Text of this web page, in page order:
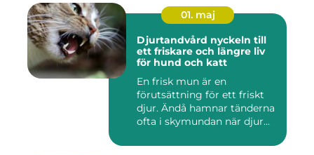
01. maj
Djurtandvård nyckeln till
ett friskare och längre liv
för hund och katt
En frisk mun är en
förutsättning för ett friskt
djur. Ändå hamnar tänderna
ofta i skymundan när djur...